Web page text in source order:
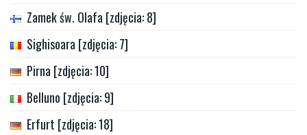
Zamek św. Olafa [zdjęcia: 8]
Sighisoara [zdjęcia: 7]
Pirna [zdjęcia: 10]
Belluno [zdjęcia: 9]
Erfurt [zdjęcia: 18]